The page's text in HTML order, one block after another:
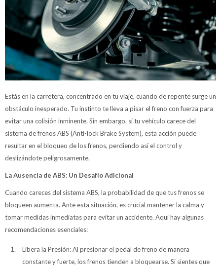
Estás en la carretera, concentrado en tu viaje, cuando de repente surge un
obstáculo inesperado. Tu instinto te lleva a pisar el freno con fuerza para
evitar una colisión inminente. Sin embargo, si tu vehículo carece del
sistema de frenos ABS (Anti-lock Brake System), esta acción puede
resultar en el bloqueo de los frenos, perdiendo así el control y
deslizándote peligrosamente.
La Ausencia de ABS: Un Desafío Adicional
Cuando careces del sistema ABS, la probabilidad de que tus frenos se
bloqueen aumenta. Ante esta situación, es crucial mantener la calma y
tomar medidas inmediatas para evitar un accidente. Aquí hay algunas
recomendaciones esenciales:
Libera la Presión: Al presionar el pedal de freno de manera
constante y fuerte, los frenos tienden a bloquearse. Si sientes que